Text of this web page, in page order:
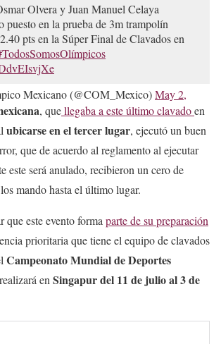
Olvera y Juan Manuel Celaya
puesto en la prueba de 3m trampolín
pts en la Súper Final de Clavados en
Mexicano (@COM_Mexico)May 2,
, quellegaba a este último clavadoen
ubicarse en el tercer lugar, ejecutó un buen
que de acuerdo al reglamento al ejecutar
este será anulado, recibieron un cero de
mando hasta el último lugar.
que este evento forma parte de su preparación
prioritaria que tiene el equipo de clavados
Campeonato Mundial de Deportes
en Singapur del 11 de julio al 3 de